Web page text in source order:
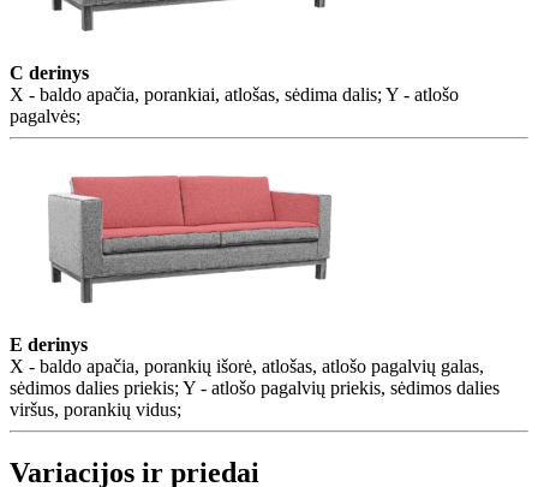
C derinys
X - baldo apačia, porankiai, atlošas, sėdima dalis; Y - atlošo
pagalvės;
E derinys
X - baldo apačia, porankių išorė, atlošas, atlošo pagalvių galas,
sėdimos dalies priekis; Y - atlošo pagalvių priekis, sėdimos dalies
viršus, porankių vidus;
Variacijos ir priedai